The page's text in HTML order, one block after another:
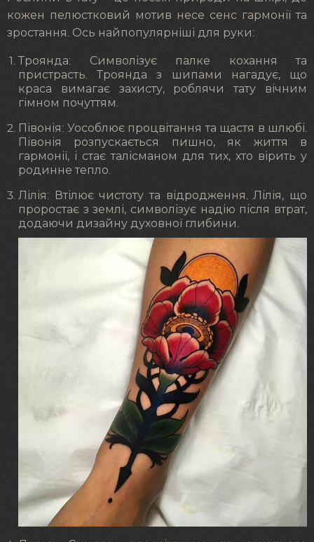
кожен пелюстковий мотив несе сенс гармонії та
зростання. Ось найпопулярніші для руки:
Троянда: Символізує палке кохання та
пристрасть. Троянда з шипами нагадує, що
краса вимагає захисту, роблячи тату вічним
гімном почуттям.
Півонія: Уособлює процвітання та щастя в шлюбі.
Півонія розпускається пишно, як життя в
гармонії, і стає талісманом для тих, хто вірить у
родинне тепло.
Лілія: Втілює чистоту та відродження. Лілія, що
проростає з землі, символізує надію після втрат,
додаючи дизайну духовної глибини.